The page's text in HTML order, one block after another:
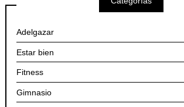
Adelgazar
Estar bien
Fitness
Gimnasio